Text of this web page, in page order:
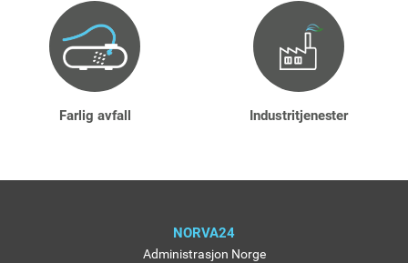
Farlig avfall Industritjenester
NORVA24
Administrasjon Norge